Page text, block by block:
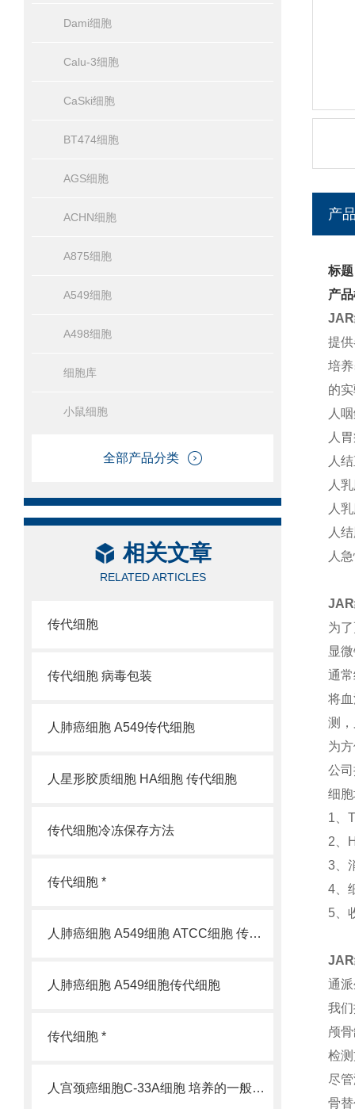
Dami细胞
Calu-3细胞
CaSki细胞
BT474细胞
AGS细胞
ACHN细胞
A875细胞
A549细胞
A498细胞
细胞库
小鼠细胞
全部产品分类
相关文章
RELATED ARTICLES
传代细胞
传代细胞 病毒包装
人肺癌细胞 A549传代细胞
人星形胶质细胞 HA细胞 传代细胞
传代细胞冷冻保存方法
传代细胞 *
人肺癌细胞 A549细胞 ATCC细胞 传代细胞
人肺癌细胞 A549细胞传代细胞
传代细胞 *
人宫颈癌细胞C-33A细胞 培养的一般过程
产
标
产
JAR
提
培
的
人
人
人
人
人
人
人
JAR
为
显
通
将
测
为
公
细
1、
2、
3、
4、
5、
JAR
通
我
颅
检
尽
骨